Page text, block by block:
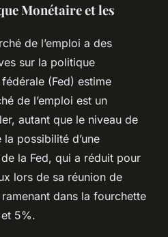
Monétaire et les
de l’emploi a des
sur la politique
(Fed) estime
de l’emploi est un
autant que le niveau de
possibilité d’une
la Fed, qui a réduit pour
lors de sa réunion de
dans la fourchette
5%.